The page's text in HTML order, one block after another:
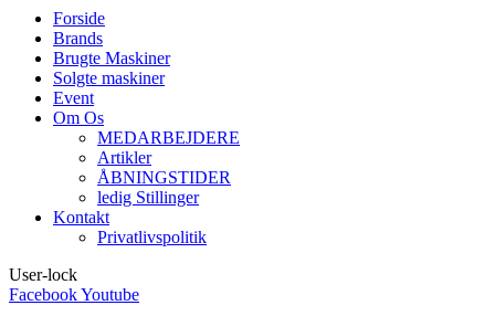
Forside
Brands
Brugte Maskiner
Solgte maskiner
Event
Om Os
MEDARBEJDERE
Artikler
ÅBNINGSTIDER
ledig Stillinger
Kontakt
Privatlivspolitik
User-lock
FacebookYoutube